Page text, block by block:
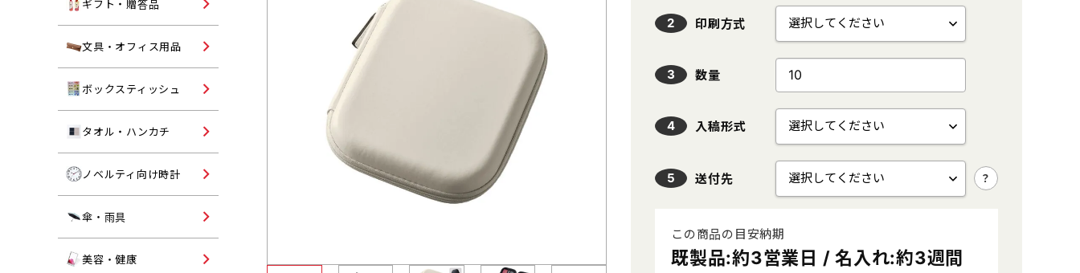
タンブラー・マグカップ エコバッグ・トートバッグ
PC・スマホ用品 記念品 ギフト・贈答品
文具・オフィス用品 ボックスティッシュ タオル・ハンカチ
工具・メジャー 生活用品
印刷方式
数量
入稿形式
送付先
この商品の目安納期
既製品:約3営業日 / 名入れ:約3週間
ギフト・贈答品
文具・オフィス用品
ボックスティッシュ 既製品ボックスティッシュ
タオル・ハンカチ
ノベルティ向け時計
傘・雨具
美容・健康